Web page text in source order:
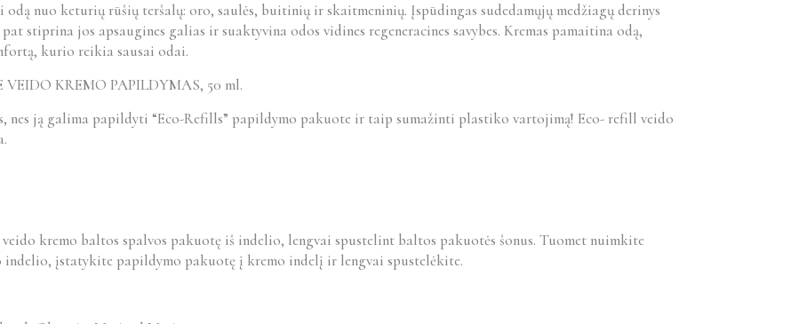
odą nuo keturių rūšių teršalų: oro, saulės, buitinių ir skaitmeninių. Įspūdingas sudedamųjų medžiagų derinys
stiprina jos apsaugines galias ir suaktyvina odos vidines regeneracines savybes. Kremas pamaitina odą,
kurio reikia sausai odai.
KREMO PAPILDYMAS, 50 ml.
nes ją galima papildyti “Eco-Refills” papildymo pakuote ir taip sumažinti plastiko vartojimą! Eco- refill veido
kremo baltos spalvos pakuotę iš indelio, lengvai spustelint baltos pakuotės šonus. Tuomet nuimkite
įstatykite papildymo pakuotę į kremo indelį ir lengvai spustelėkite.